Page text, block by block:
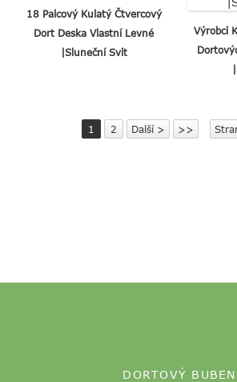
18 Palcový Kulatý Čtvercový
Dort Deska Vlastní Levné
|Sluneční Svit
Výrobci
1 2 Další > >>
DORTOVÝ BUBEN